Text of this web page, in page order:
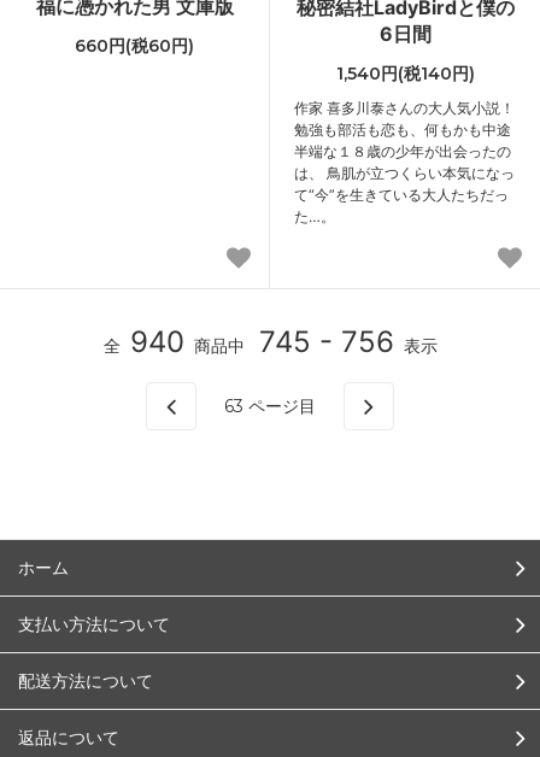
福に憑かれた男 文庫版
660円(税60円)
秘密結社LadyBirdと僕の
6日間
1,540円(税140円)
作家 喜多川泰さんの大人気小説！
勉強も部活も恋も、何もかも中途
半端な１８歳の少年が出会ったの
は、 鳥肌が立つくらい本気になっ
て“今”を生きている大人たちだっ
た…。
全 940 商品中 745 - 756 表示
63 ページ目
ホーム
支払い方法について
配送方法について
返品について